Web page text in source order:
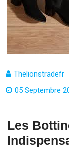
Thelionstradefr
05 Septembre
Les